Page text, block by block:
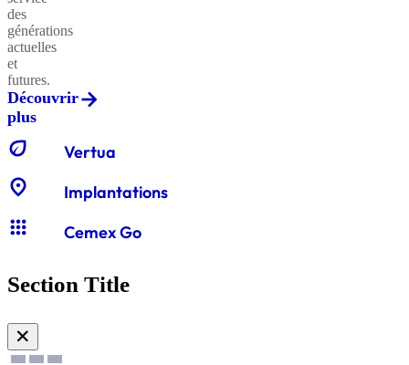
des
générations
actuelles
et
futures.
Découvrir
plus
eco Vertua
location_on Implantations
apps Cemex Go
Section Title
✕